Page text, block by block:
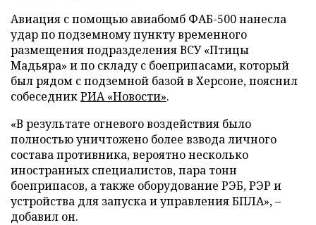
Авиация с помощью авиабомб ФАБ-500 нанесла
удар по подземному пункту временного
размещения подразделения ВСУ «Птицы
Мадьяра» и по складу с боеприпасами, который
был рядом с подземной базой в Херсоне, пояснил
собеседникРИА «Новости».
«В результате огневого воздействия было
полностью уничтожено более взвода личного
состава противника, вероятно несколько
иностранных специалистов, пара тонн
боеприпасов, а также оборудование РЭБ, РЭР и
устройства для запуска и управления БПЛА», –
добавил он.